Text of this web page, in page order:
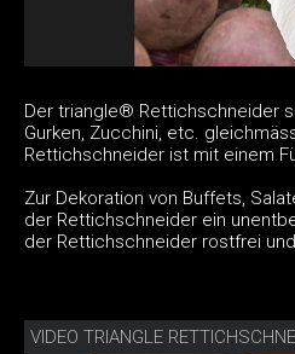
Der triangle® Rettichschneider
Gurken, Zucchini, etc.
Rettichschneider ist mit einem
Zur Dekoration von Buffets,
der Rettichschneider ein
der Rettichschneider rostfrei
VIDEO TRIANGLE